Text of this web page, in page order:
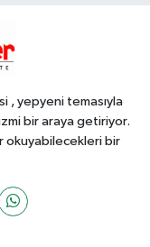
yaz
, yepyeni temasıyla
bir araya getiriyor.
okuyabilecekleri bir